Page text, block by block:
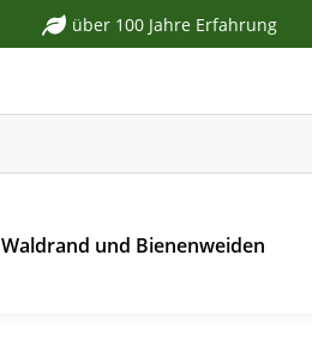
über 100 Jahre Erfahrung
Waldrand und Bienenweiden